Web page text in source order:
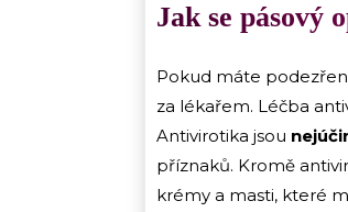
Jak se pásový
Pokud máte
za lékařem. Léčba
Antivirotika jsou
příznaků. Kromě
krémy a masti, které